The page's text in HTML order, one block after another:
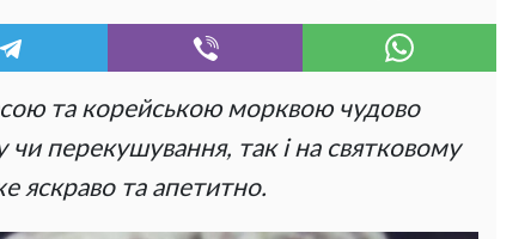
та корейською морквою чудово
чи перекушування, так і на святковому
яскраво та апетитно.